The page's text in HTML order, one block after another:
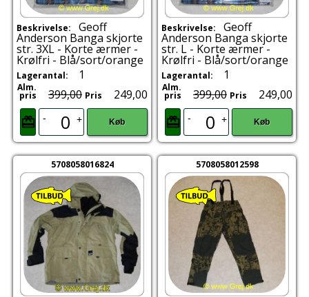
Beskrivelse: Geoff
Anderson Banga skjorte
str. 3XL - Korte ærmer -
Krølfri - Blå/sort/orange
Lagerantal: 1
Alm.
pris 399,00 Pris 249,00
- + Køb
Beskrivelse: Geoff
Anderson Banga skjorte
str. L - Korte ærmer -
Krølfri - Blå/sort/orange
Lagerantal: 1
Alm.
pris 399,00 Pris 249,00
- + Køb
5708058016824 5708058012598